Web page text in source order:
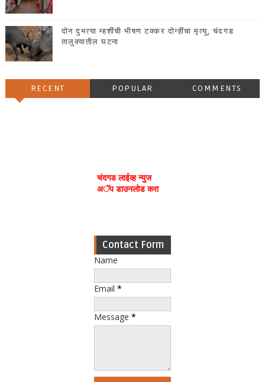
दोन दुभत्या म्हशींची भीषण टक्कर दोन्हींचा मृत्यू, चंदगड
तालुक्यातील घटना
RECENT POPULAR COMMENTS
चंदगड लाईव्ह न्युज
अॅप डाउनलोड करा
Contact Form
Name
Email *
Message *